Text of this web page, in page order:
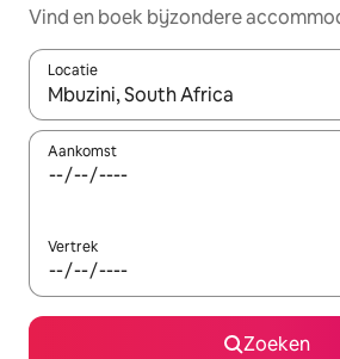
Vind en boek bijzondere
Locatie
Wanneer er resultaten beschikbaar
Aankomst
Vertrek
Zoeken